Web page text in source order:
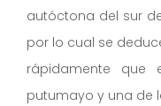
autóctona del sur
por lo cual se
rápidamente que
putumayo y una de